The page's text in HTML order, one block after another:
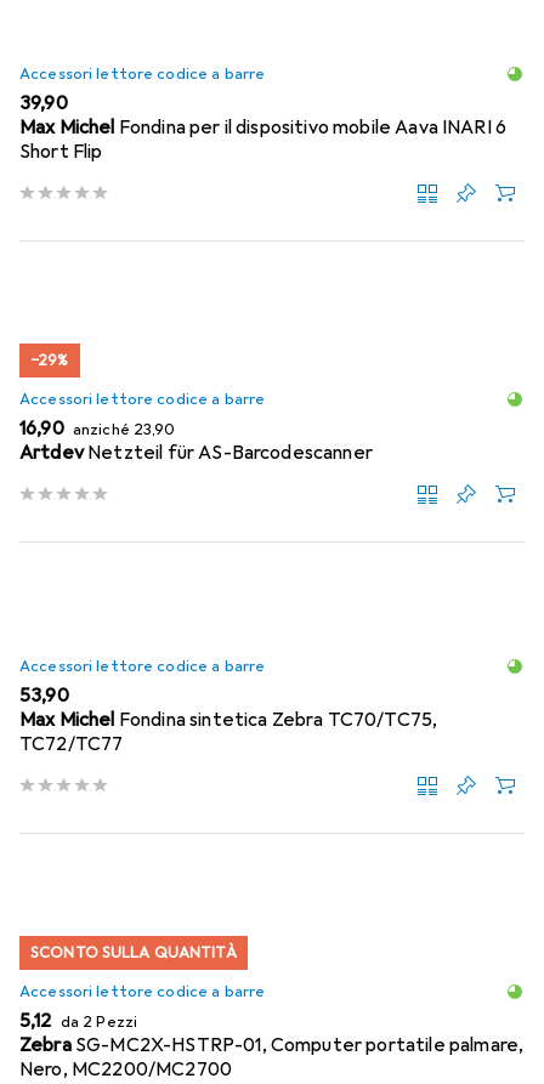
Accessori lettore codice a barre
EUR
39,90
Max Michel Fondina per il dispositivo mobile Aava INARI 6
Short Flip
−29%
Accessori lettore codice a barre
EUR
16,90 anziché EUR
23,90
Artdev Netzteil für AS-Barcodescanner
Accessori lettore codice a barre
EUR
53,90
Max Michel Fondina sintetica Zebra TC70/TC75,
TC72/TC77
SCONTO SULLA QUANTITÀ
Accessori lettore codice a barre
EUR
5,12 da 2 Pezzi
Zebra SG-MC2X-HSTRP-01, Computer portatile palmare,
Nero, MC2200/MC2700